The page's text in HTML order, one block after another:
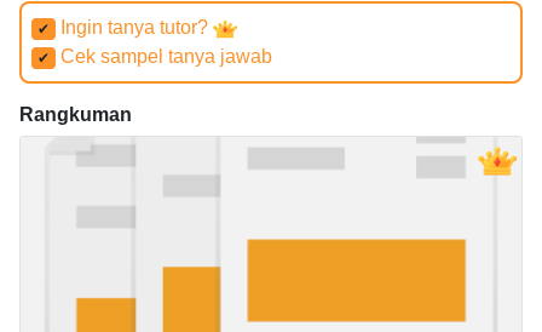
✔ Ingin tanya tutor?
✔ Cek sampel tanya jawab
Rangkuman